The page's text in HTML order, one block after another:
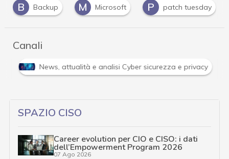
M
Microsoft P patch tuesday V vulnerabilità
Canali
Attacchi hacker e Malware: le ultime news in tempo
SPAZIO CISO
Career evolution per CIO e CISO: i dati
dell’Empowerment Program 2026
07 Ago 2026